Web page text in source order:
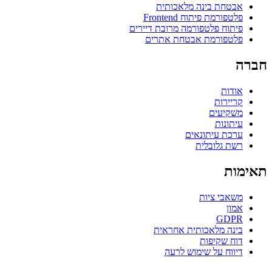
אבטחת בינה מלאכותית
פלטפורמת פיתוח Frontend
פיתוח פלטפורמה מרובת דיירים
פלטפורמת אבטחת אתרים
חברה
אודות
קריירות
משקיעים
עיתונות
ערכת עיתונאים
רשת גלובלית
תאימות
משאבי ציות
אמון
GDPR
בינה מלאכותית אחראית
דוח שקיפות
דיווח על שימוש לרעה